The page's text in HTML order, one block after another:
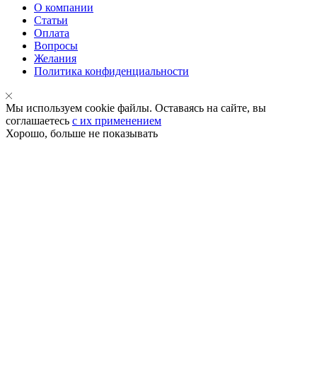
О компании
Статьи
Оплата
Вопросы
Желания
Политика конфиденциальности
Мы используем cookie файлы. Оставаясь на сайте, вы
соглашаетесь с их применением
Хорошо, больше не показывать